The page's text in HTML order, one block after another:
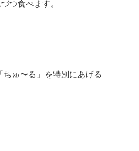
つ食べます。
ゅ〜る」を特別にあげる